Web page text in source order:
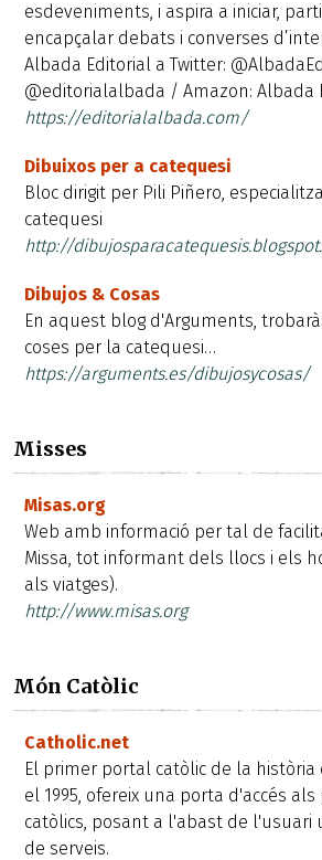
esdeveniments, i aspira a iniciar,
encapçalar debats i converses
Albada Editorial a Twitter:
@editorialalbada / Amazon: Albada
https://editorialalbada.com/
Dibuixos per a catequesi
Bloc dirigit per Pili Piñero,
catequesi
http://
Dibujos & Cosas
En aquest blog d'Arguments,
coses per la catequesi…
https://arguments.es/dibujosycosas/
Misses
Misas.org
Web amb informació per tal de
Missa, tot informant dels llocs i els
als viatges).
http://www.misas.org
Món Catòlic
Catholic.net
El primer portal catòlic de la
el 1995, ofereix una porta d'accés
catòlics, posant a l'abast de l'usuari
de serveis.